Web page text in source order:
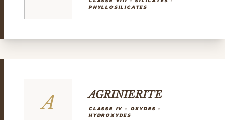
PHYLLOSILICATES
A AGRINIERITE
CLASSE IV - OXYDES -
HYDROXYDES